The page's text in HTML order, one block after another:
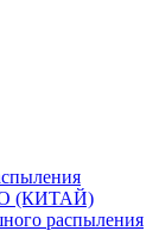
(КИТАЙ)
распыления